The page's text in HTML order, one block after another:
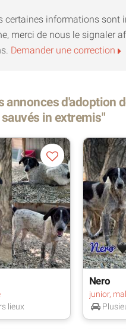
certaines informations sont
merci de nous le signaler
Demander une correction
annonces d'adoption
in extremis"
lieux
Nero
junior,